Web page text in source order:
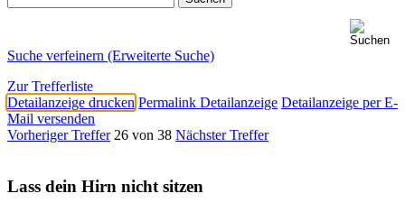
Suche verfeinern (Erweiterte Suche)
Zur Trefferliste
Detailanzeige drucken Permalink Detailanzeige Detailanzeige per E-
Mail versenden
Vorheriger Treffer 26 von 38 Nächster Treffer
Lass dein Hirn nicht sitzen